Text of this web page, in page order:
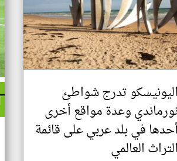
اليونيسكو تدرج شواطئ
وعدة مواقع أخرى
أحدها في بلد عربي على قائمة
التراث العالمي